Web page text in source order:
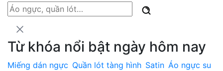
Từ khóa nổi bật ngày hôm nay
Miếng dán ngực Quần lót tàng hình Satin Áo ngực su